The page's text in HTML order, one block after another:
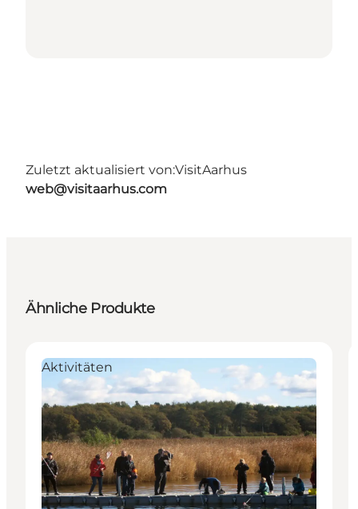
Zuletzt aktualisiert von:VisitAarhus
web@visitaarhus.com
Ähnliche Produkte
Aktivitäten